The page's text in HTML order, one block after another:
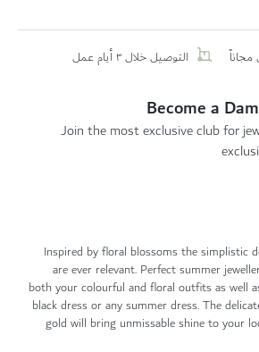
مجاناً التوصيل خلال ٣ أيام عمل
Become a
Join the most exclusive club for
Inspired by floral blossoms the simplistic
are ever relevant. Perfect summer
both your colourful and floral outfits as well
black dress or any summer dress. The
gold will bring unmissable shine to your